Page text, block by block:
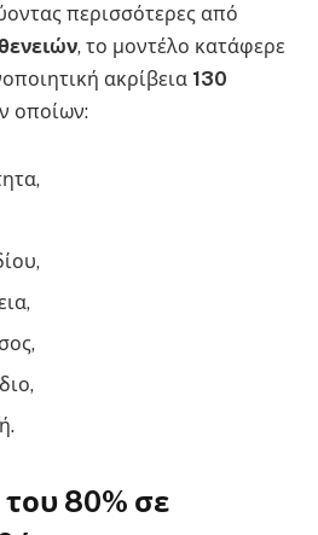
περισσότερες από
, το μοντέλο κατάφερε
ακρίβεια 130
οποίων:
80% σε